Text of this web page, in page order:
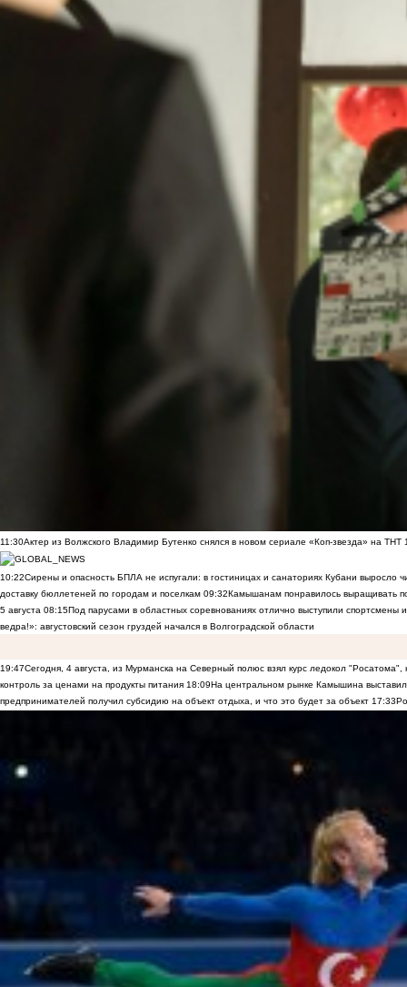
11:30Актер из Волжского Владимир Бутенко снялся в новом сериале «Коп-звезда» на ТНТ
10:22Сирены и опасность БПЛА не испугали: в гостиницах и санаториях Кубани выросло
доставку бюллетеней по городам и поселкам 09:32Камышанам понравилось выращивать
5 августа 08:15Под парусами в областных соревнованиях отлично выступили спортсмены
ведра!»: августовский сезон груздей начался в Волгоградской области
19:47Сегодня, 4 августа, из Мурманска на Северный полюс взял курс ледокол
контроль за ценами на продукты питания 18:09На центральном рынке Камышина
предпринимателей получил субсидию на объект отдыха, и что это будет за объект 17:33